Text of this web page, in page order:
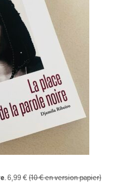
. 6,99 €(10 € en version papier)